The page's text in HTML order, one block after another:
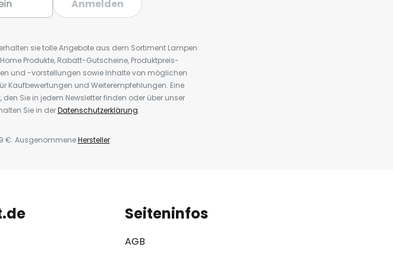
Anmelden
sie tolle Angebote aus dem Sortiment Lampen
Produkte, Rabatt-Gutscheine, Produktpreis-
und -vorstellungen sowie Inhalte von möglichen
Kaufbewertungen und Weiterempfehlungen. Eine
Sie in jedem Newsletter finden oder über unser
Sie in derDatenschutzerklärung.
€. AusgenommeneHersteller.
Seiteninfos
AGB